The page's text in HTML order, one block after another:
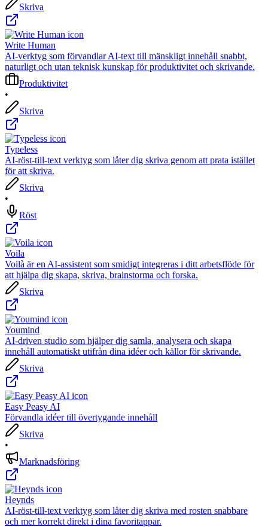
Skriva
Write Human
AI-verktyg som förvandlar AI-text till mänskligt innehåll snabbt,
naturligt och utan teknisk kunskap för produktivitet och skrivande.
Produktivitet
•
Skriva
Typeless
AI-röst-till-text verktyg som låter dig skriva genom att prata istället
för att skriva.
Skriva
•
Röst
Voila
Voilà är en AI-assistent som smidigt integreras i ditt arbetsflöde för
att hjälpa dig skapa, skriva, brainstorma och forska.
Skriva
Youmind
AI-driven studio som hjälper dig samla, analysera och skapa
innehåll automatiskt utifrån dina idéer och källor för skrivande.
Skriva
Easy Peasy AI
Förvandla idéer till övertygande innehåll
Skriva
•
Marknadsföring
Heynds
AI-röst-till-text verktyg som låter dig skriva med rosten snabbare
och mer korrekt direkt i dina favoritappar.